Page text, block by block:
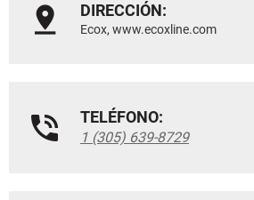
DIRECCIÓN:
Ecox, www.ecoxline.com
TELÉFONO:
1 (305) 639-8729